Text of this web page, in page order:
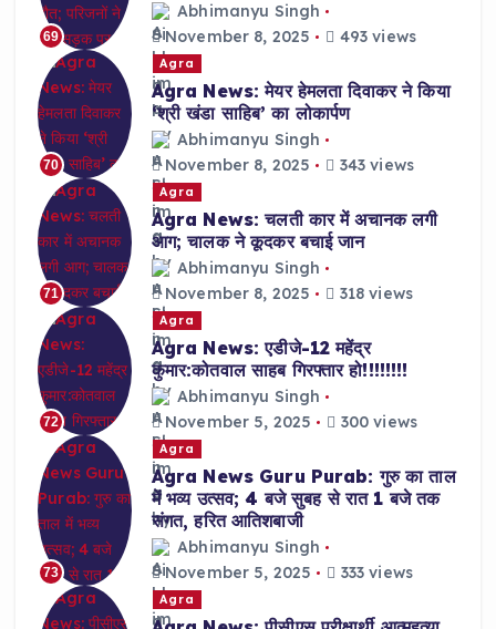
69
Abhimanyu Singh
November 8, 2025
493 views
70
Agra
Agra News: मेयर हेमलता दिवाकर ने किया
‘श्री खंडा साहिब’ का लोकार्पण
Abhimanyu Singh
November 8, 2025
343 views
71
Agra
Agra News: चलती कार में अचानक लगी
आग; चालक ने कूदकर बचाई जान
Abhimanyu Singh
November 8, 2025
318 views
72
Agra
Agra News: एडीजे-12 महेंद्र
कुमार:कोतवाल साहब गिरफ्तार हो!!!!!!!!
Abhimanyu Singh
November 5, 2025
300 views
73
Agra
Agra News Guru Purab: गुरु का ताल
में भव्य उत्सव; 4 बजे सुबह से रात 1 बजे तक
संगत, हरित आतिशबाजी
Abhimanyu Singh
November 5, 2025
333 views
Agra